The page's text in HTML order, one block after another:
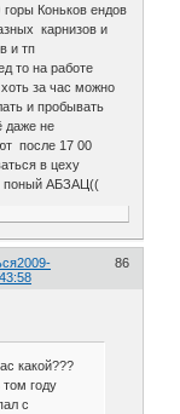
Коньков ендов
карнизов и
и тп
то на работе
за час можно
и пробывать
даже не
после 17 00
в цеху
поный АБЗАЦ((
86
2009-
какой???
том году
с